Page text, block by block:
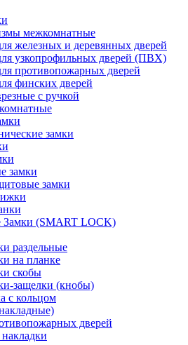
межкомнатные
железных и деревянных дверей
узкопрофильных дверей (ПВХ)
противопожарных дверей
финских дверей
с ручкой
замки
замки
замки
Замки (SMART LOCK)
раздельные
на планке
скобы
защелки (кнобы)
с кольцом
дверей